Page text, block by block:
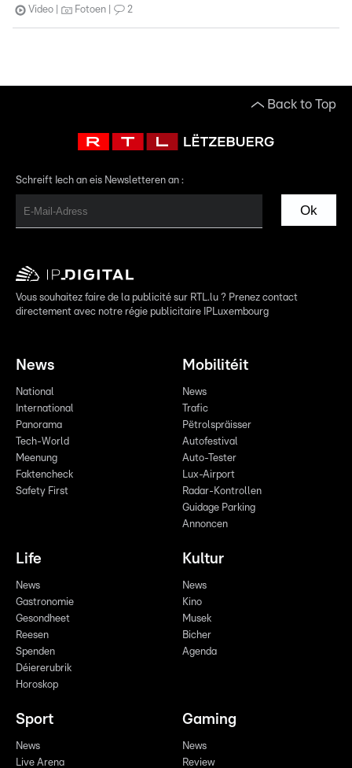
Video Fotoen 2
Back to Top
Schreift Iech an eis Newsletteren an :
Ok
Vous souhaitez faire de la publicité sur RTL.lu ? Prenez contact
directement avec notre régie publicitaire IPLuxembourg
News
National
International
Panorama
Tech-World
Meenung
Faktencheck
Safety First
Mobilitéit
News
Trafic
Pëtrolspräisser
Autofestival
Auto-Tester
Lux-Airport
Radar-Kontrollen
Guidage Parking
Annoncen
Life
News
Gastronomie
Gesondheet
Reesen
Spenden
Déiererubrik
Horoskop
Kultur
News
Kino
Musek
Bicher
Agenda
Sport
News
Live Arena
Gaming
News
Review